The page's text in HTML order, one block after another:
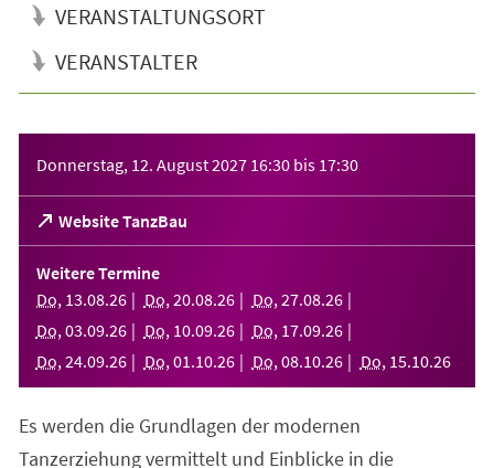
VERANSTALTUNGSORT
VERANSTALTER
Donnerstag, 12. August 2027 16:30 bis 17:30
Website TanzBau
(Öffnet
in
einem
neuen
Tab)
Weitere Termine
Do, 13.08.26 Do, 20.08.26 Do, 27.08.26
Do, 03.09.26 Do, 10.09.26 Do, 17.09.26
Do, 24.09.26 Do, 01 .10.26 Do, 08.10.26 Do, 15.10.26
Es werden die Grundlagen der modernen
Tanzerziehung vermittelt und Einblicke in die